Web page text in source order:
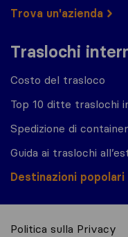
Trova un'azienda
Traslochi
Costo del trasloco
Top 10 ditte traslochi
Spedizione di container
Guida ai traslochi
Destinazioni popolari
Politica sulla Privacy